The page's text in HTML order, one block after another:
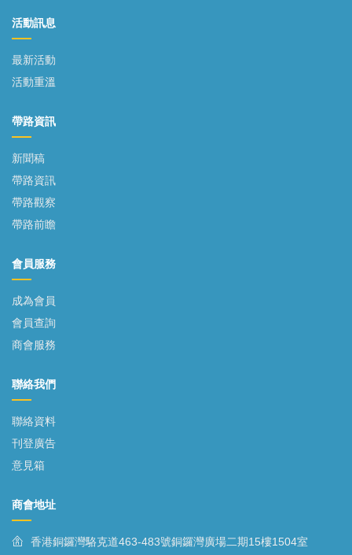
活動訊息
最新活動
活動重溫
帶路資訊
新聞稿
帶路資訊
帶路觀察
帶路前瞻
會員服務
成為會員
會員查詢
商會服務
聯絡我們
聯絡資料
刊登廣告
意見箱
商會地址
香港銅鑼灣駱克道463-483號銅鑼灣廣場二期15樓1504室